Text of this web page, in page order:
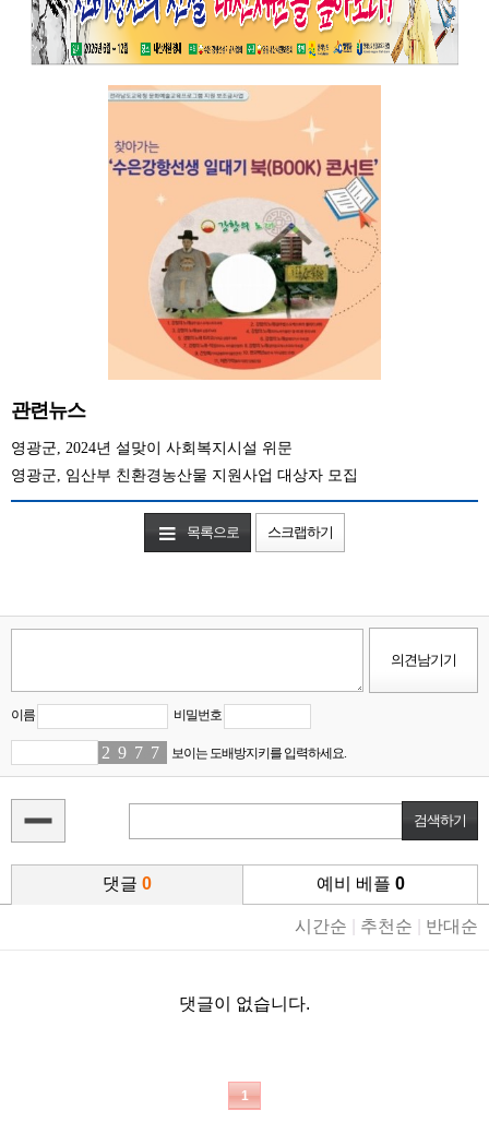
관련뉴스
영광군, 2024년 설맞이 사회복지시설 위문
영광군, 임산부 친환경농산물 지원사업 대상자 모집
목록으로 스크랩하기
이름 비밀번호
2 97 76 72 보이는 도배방지키를 입력하세요.
댓글 0 예비 베플 0
시간순 추천순 반대순
댓글이 없습니다.
1